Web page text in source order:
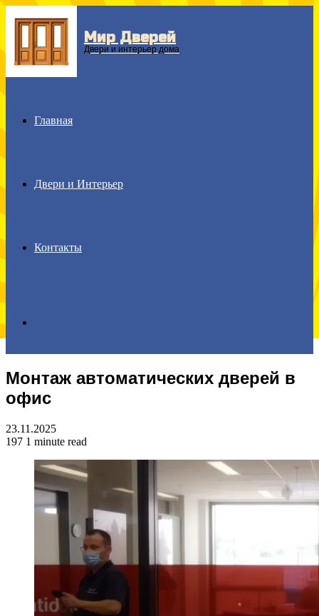
Мир Дверей
Двери и интерьер дома
Главная
Двери и Интерьер
Контакты
for
Монтаж автоматических дверей в
офис
23.11.2025
197 1 minute read